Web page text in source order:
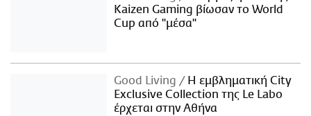
Kaizen Gaming βίωσαν το World
Cup από "μέσα"
Good Living
Η εμβληματική City
Exclusive Collection της Le Labo
έρχεται στην Αθήνα